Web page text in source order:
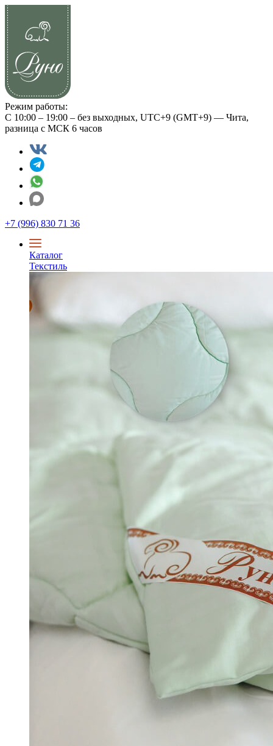
Режим работы:
С 10:00 – 19:00 – без выходных, UTC+9 (GMT+9) — Чита,
разница с МСК 6 часов
+7 (996) 830 71 36
Каталог
Текстиль